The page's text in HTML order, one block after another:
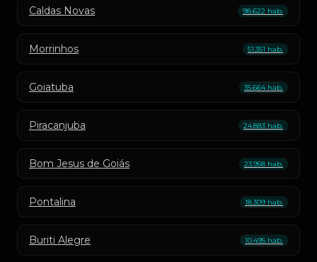
Caldas Novas 98.622 hab.
Morrinhos 51.351 hab.
Goiatuba 35.664 hab.
Piracanjuba 24.883 hab.
Bom Jesus de Goiás 23.958 hab.
Pontalina 18.309 hab.
Buriti Alegre 10.495 hab.